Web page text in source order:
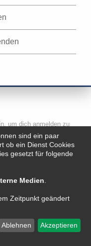
um dich anmelden zu
erledigt und
Die Board-
auch zusätzliche
Regelungen, bevor du
sind ein paar
ob ein Dienst Cookies
gesetzt für folgende
Medien
Zeitpunkt geändert
Ablehnen Akzeptieren